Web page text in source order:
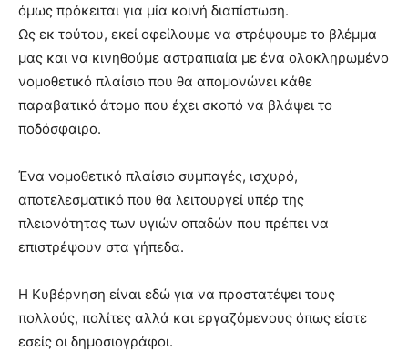
όμως πρόκειται για μία κοινή διαπίστωση.
Ως εκ τούτου, εκεί οφείλουμε να στρέψουμε το βλέμμα
μας και να κινηθούμε αστραπιαία με ένα ολοκληρωμένο
νομοθετικό πλαίσιο που θα απομονώνει κάθε
παραβατικό άτομο που έχει σκοπό να βλάψει το
ποδόσφαιρο.
Ένα νομοθετικό πλαίσιο συμπαγές, ισχυρό,
αποτελεσματικό που θα λειτουργεί υπέρ της
πλειονότητας των υγιών οπαδών που πρέπει να
επιστρέψουν στα γήπεδα.
Η Κυβέρνηση είναι εδώ για να προστατέψει τους
πολλούς, πολίτες αλλά και εργαζόμενους όπως είστε
εσείς οι δημοσιογράφοι.